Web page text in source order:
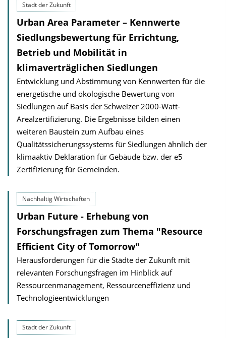
Stadt der Zukunft
Urban Area Parameter – Kennwerte
Siedlungsbewertung für Errichtung,
Betrieb und Mobilität in
klimaverträglichen Siedlungen
Entwicklung und Abstimmung von Kennwerten für die
energetische und ökologische Bewertung von
Siedlungen auf Basis der Schweizer 2000-Watt-
Arealzertifizierung. Die Ergebnisse bilden einen
weiteren Baustein zum Aufbau eines
Qualitätssicherungssystems für Siedlungen ähnlich der
klimaaktiv Deklaration für Gebäude bzw. der e5
Zertifizierung für Gemeinden.
Nachhaltig Wirtschaften
Urban Future - Erhebung von
Forschungsfragen zum Thema "Resource
Efficient City of Tomorrow"
Herausforderungen für die Städte der Zukunft mit
relevanten Forschungsfragen im Hinblick auf
Ressourcenmanagement, Ressourceneffizienz und
Technologieentwicklungen
Stadt der Zukunft